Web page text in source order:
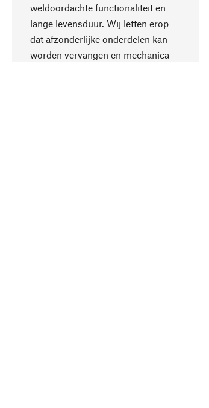
weldoordachte functionaliteit en
lange levensduur. Wij letten erop
dat afzonderlijke onderdelen kan
worden vervangen en mechanica